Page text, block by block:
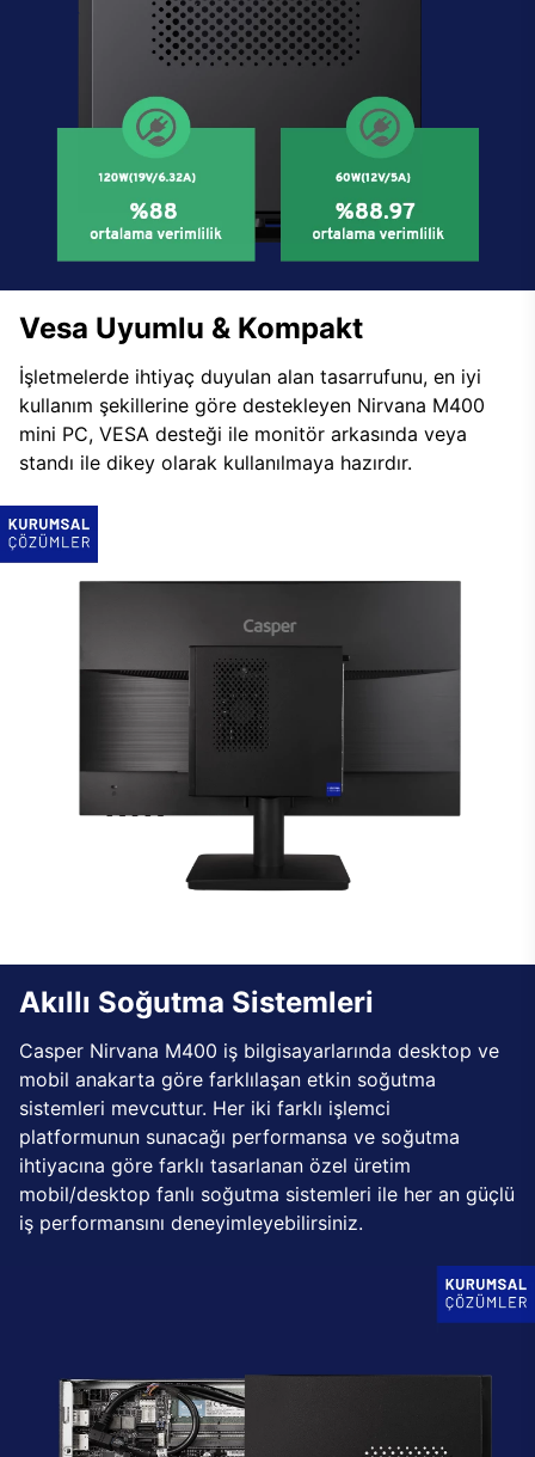
Vesa Uyumlu & Kompakt
İşletmelerde ihtiyaç duyulan alan tasarrufunu, en iyi
kullanım şekillerine göre destekleyen Nirvana M400
mini PC, VESA desteği ile monitör arkasında veya
standı ile dikey olarak kullanılmaya hazırdır.
Akıllı Soğutma Sistemleri
Casper Nirvana M400 iş bilgisayarlarında desktop ve
mobil anakarta göre farklılaşan etkin soğutma
sistemleri mevcuttur. Her iki farklı işlemci
platformunun sunacağı performansa ve soğutma
ihtiyacına göre farklı tasarlanan özel üretim
mobil/desktop fanlı soğutma sistemleri ile her an güçlü
iş performansını deneyimleyebilirsiniz.